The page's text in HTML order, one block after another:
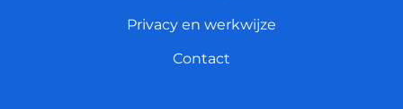
Privacy en werkwijze
Contact